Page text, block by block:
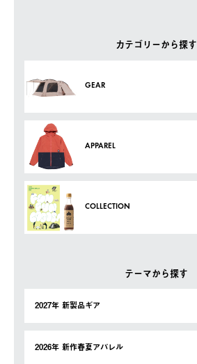
カテゴリーから探す
GEAR
APPAREL
COLLECTION
テーマから探す
2027年 新製品ギア
2026年 新作春夏アパレル